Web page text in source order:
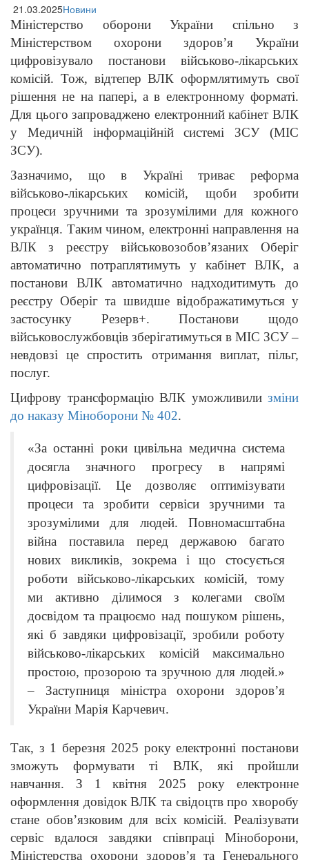
21.03.2025Новини
Міністерство оборони України спільно з
Міністерством охорони здоров’я України
цифровізувало постанови військово-лікарських
комісій. Тож, відтепер ВЛК оформлятимуть свої
рішення не на папері, а в електронному форматі.
Для цього запроваджено електронний кабінет ВЛК
у Медичній інформаційній системі ЗСУ (МІС
ЗСУ).
Зазначимо, що в Україні триває реформа
військово-лікарських комісій, щоби зробити
процеси зручними та зрозумілими для кожного
українця. Таким чином, електронні направлення на
ВЛК з реєстру військовозобов’язаних Оберіг
автоматично потраплятимуть у кабінет ВЛК, а
постанови ВЛК автоматично надходитимуть до
реєстру Оберіг та швидше відображатимуться у
застосунку Резерв+. Постанови щодо
військовослужбовців зберігатимуться в МІС ЗСУ –
невдовзі це спростить отримання виплат, пільг,
послуг.
Цифрову трансформацію ВЛК уможливили зміни
до наказу Міноборони № 402.
«За останні роки цивільна медична система
досягла значного прогресу в напрямі
цифровізації. Це дозволяє оптимізувати
процеси та зробити сервіси зручними та
зрозумілими для людей. Повномасштабна
війна поставила перед державою багато
нових викликів, зокрема і що стосується
роботи військово-лікарських комісій, тому
ми активно ділимося з колегами своїм
досвідом та працюємо над пошуком рішень,
які б завдяки цифровізації, зробили роботу
військово-лікарських комісій максимально
простою, прозорою та зручною для людей.»
– Заступниця міністра охорони здоров’я
України Марія Карчевич.
Так, з 1 березня 2025 року електронні постанови
зможуть формувати ті ВЛК, які пройшли
навчання. З 1 квітня 2025 року електронне
оформлення довідок ВЛК та свідоцтв про хворобу
стане обов’язковим для всіх комісій. Реалізувати
сервіс вдалося завдяки співпраці Міноборони,
Міністерства охорони здоров’я та Генерального